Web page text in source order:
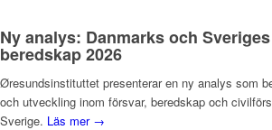
Ny analys: Danmarks och
beredskap 2026
Øresundsinstituttet presenterar en ny analys som
och utveckling inom försvar, beredskap och
Sverige. Läs mer →